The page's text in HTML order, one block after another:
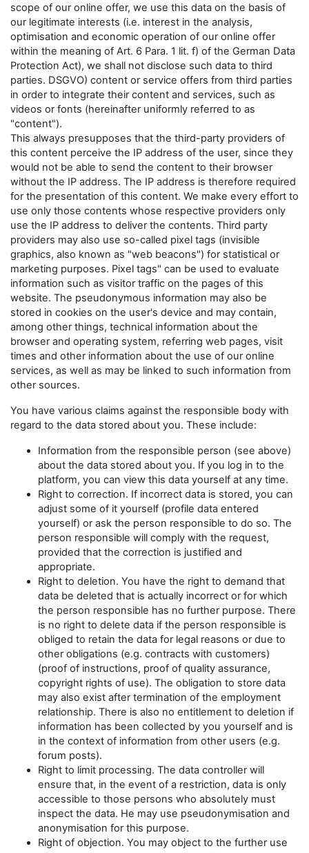
scope of our online offer, we use this data on the basis of
our legitimate interests (i.e. interest in the analysis,
optimisation and economic operation of our online offer
within the meaning of Art. 6 Para. 1 lit. f) of the German Data
Protection Act), we shall not disclose such data to third
parties. DSGVO) content or service offers from third parties
in order to integrate their content and services, such as
videos or fonts (hereinafter uniformly referred to as
"content").
This always presupposes that the third-party providers of
this content perceive the IP address of the user, since they
would not be able to send the content to their browser
without the IP address. The IP address is therefore required
for the presentation of this content. We make every effort to
use only those contents whose respective providers only
use the IP address to deliver the contents. Third party
providers may also use so-called pixel tags (invisible
graphics, also known as "web beacons") for statistical or
marketing purposes. Pixel tags" can be used to evaluate
information such as visitor traffic on the pages of this
website. The pseudonymous information may also be
stored in cookies on the user's device and may contain,
among other things, technical information about the
browser and operating system, referring web pages, visit
times and other information about the use of our online
services, as well as may be linked to such information from
other sources.
You have various claims against the responsible body with
regard to the data stored about you. These include:
Information from the responsible person (see above)
about the data stored about you. If you log in to the
platform, you can view this data yourself at any time.
Right to correction. If incorrect data is stored, you can
adjust some of it yourself (profile data entered
yourself) or ask the person responsible to do so. The
person responsible will comply with the request,
provided that the correction is justified and
appropriate.
Right to deletion. You have the right to demand that
data be deleted that is actually incorrect or for which
the person responsible has no further purpose. There
is no right to delete data if the person responsible is
obliged to retain the data for legal reasons or due to
other obligations (e.g. contracts with customers)
(proof of instructions, proof of quality assurance,
copyright rights of use). The obligation to store data
may also exist after termination of the employment
relationship. There is also no entitlement to deletion if
information has been collected by you yourself and is
in the context of information from other users (e.g.
forum posts).
Right to limit processing. The data controller will
ensure that, in the event of a restriction, data is only
accessible to those persons who absolutely must
inspect the data. He may use pseudonymisation and
anonymisation for this purpose.
Right of objection. You may object to the further use